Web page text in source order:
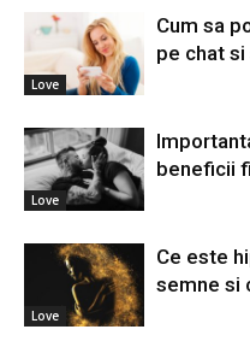
Love
Cum sa
pe chat si
Love
beneficii
Love
Ce este
semne si